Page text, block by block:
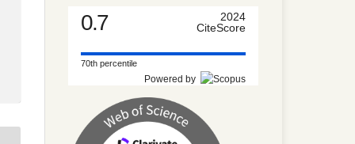
0.7
2024
CiteScore
70th percentile
Powered by